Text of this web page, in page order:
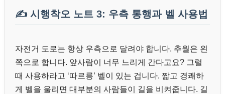
✍️ 시행착오 노트 3: 우측 통행과 벨 사용법
자전거 도로는 항상 우측으로 달려야 합니다. 추월은 왼
쪽으로 합니다. 앞사람이 너무 느리게 간다고요? 그럴
때 사용하라고 ‘따르릉’ 벨이 있는 겁니다. 짧고 경쾌하
게 벨을 울리면 대부분의 사람들이 길을 비켜줍니다. 길